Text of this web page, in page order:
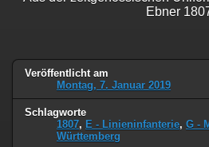
Ebner
Veröffentlicht am
Montag, 7. Januar 2019
Schlagworte
1807, E - Linieninfanterie, G -
Württemberg